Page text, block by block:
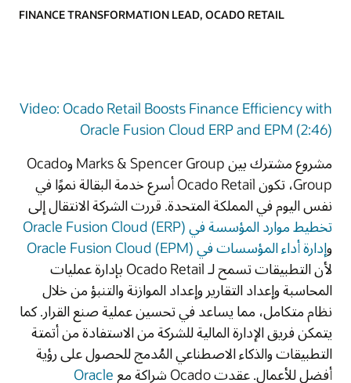
FINANCE TRANSFORMATION LEAD, OCADO RETAIL
Video: Ocado Retail Boosts Finance Efficiency with
Oracle Fusion Cloud ERP and EPM (2:46)
مشروع مشترك بين Marks & Spencer Group وOcado
Group، تكون Ocado Retail أسرع خدمة البقالة نموًا في
نفس اليوم في المملكة المتحدة. قررت الشركة الانتقال إلى
تخطيط موارد المؤسسة في Oracle Fusion Cloud (ERP)
وإدارة أداء المؤسسات في Oracle Fusion Cloud (EPM)
لأن التطبيقات تسمح لـ Ocado Retail بإدارة عمليات
المحاسبة وإعداد التقارير وإعداد الموازنة والتنبؤ من خلال
نظام متكامل، مما يساعد في تحسين عملية صنع القرار. كما
يتمكن فريق الإدارة المالية للشركة من الاستفادة من أتمتة
التطبيقات والذكاء الاصطناعي المُدمج للحصول على رؤية
أفضل للأعمال. عقدت Ocado شراكة مع
Oracle